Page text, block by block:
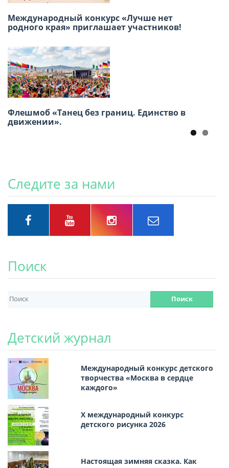
Международный конкурс «Лучше нет
родного края» приглашает участников!
Флешмоб «Танец без границ. Единство в
движении».
Приглашаем принять участие в Акции
«Бессмертный полк» 9 Мая
Следите за нами
Поиск
Детский журнал
Международный конкурс детского
творчества «Москва в сердце
каждого»
Х международный конкурс
детского рисунка 2026
Настоящая зимняя сказка. Как